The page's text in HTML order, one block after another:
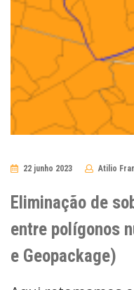
22 junho 2023 Atilio
Eliminação de
entre polígonos
e Geopackage)